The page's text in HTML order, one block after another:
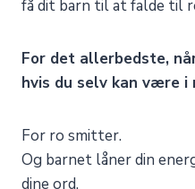
få dit barn til at falde til
For det allerbedste,
hvis du selv kan være i
For ro smitter.
Og barnet låner din
dine ord.